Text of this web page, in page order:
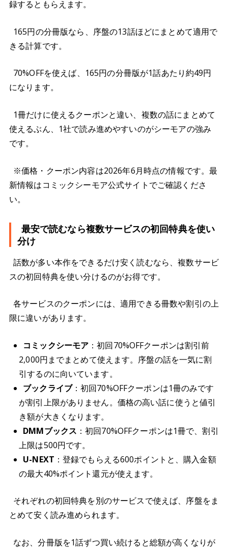
録するともらえます。
165円の分冊版なら、序盤の13話ほどにまとめて適用で
きる計算です。
70%OFFを使えば、165円の分冊版が1話あたり約49円
になります。
1冊だけに使えるクーポンと違い、複数の話にまとめて
使えるぶん、1社で読み進めやすいのがシーモアの強み
です。
※価格・クーポン内容は2026年6月時点の情報です。最
新情報はコミックシーモア公式サイトでご確認くださ
い。
最安で読むなら複数サービスの初回特典を使い
分け
話数が多い本作をできるだけ安く読むなら、複数サービ
スの初回特典を使い分けるのがお得です。
各サービスのクーポンには、適用できる冊数や割引の上
限に違いがあります。
コミックシーモア ：初回70%OFFクーポンは割引前
2,000円までまとめて使えます。序盤の話を一気に割
引するのに向いています。
ブックライブ：初回70%OFFクーポンは1冊のみです
が割引上限がありません。価格の高い話に使うと値引
き額が大きくなります。
DMMブックス ：初回70%OFFクーポンは1冊で、割引
上限は500円です。
U-NEXT ：登録でもらえる600ポイントと、購入金額
の最大40%ポイント還元が使えます。
それぞれの初回特典を別のサービスで使えば、序盤をま
とめて安く読み進められます。
なお、分冊版を1話ずつ買い続けると総額が高くなりが